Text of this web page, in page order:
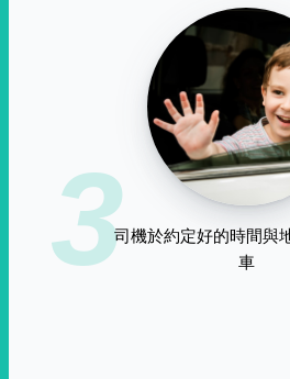
3司機於約定好的時間與
車